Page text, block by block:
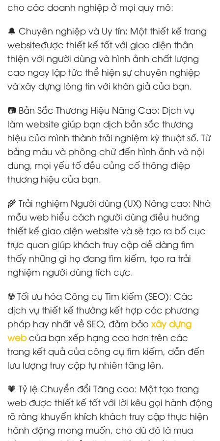
cho các doanh nghiệp ở mọi quy mô:
🔔 Chuyên nghiệp và Uy tín: Một thiết kế trang
websiteđược thiết kế tốt với giao diện thân
thiện với người dùng và hình ảnh chất lượng
cao ngay lập tức thể hiện sự chuyên nghiệp
và xây dựng lòng tin với khán giả của bạn.
📷 Bản Sắc Thương Hiệu Nâng Cao: Dịch vụ
làm website giúp bạn dịch bản sắc thương
hiệu của mình thành trải nghiệm kỹ thuật số. Từ
bảng màu và phông chữ đến hình ảnh và nội
dung, mọi yếu tố đều củng cố thông điệp
thương hiệu của bạn.
🌾 Trải nghiệm Người dùng (UX) Nâng cao: Nhà
mẫu web hiểu cách người dùng điều hướng
thiết kế giao diện website và sẽ tạo ra bố cục
trực quan giúp khách truy cập dễ dàng tìm
thấy những gì họ đang tìm kiếm, tạo ra trải
nghiệm người dùng tích cực.
☢️ Tối ưu hóa Công cụ Tìm kiếm (SEO): Các
dịch vụ thiết kế thường kết hợp các phương
pháp hay nhất về SEO, đảm bảo xây dựng
webcủa bạn xếp hạng cao hơn trên các
trang kết quả của công cụ tìm kiếm, dẫn đến
lưu lượng truy cập tự nhiên tăng lên.
🧡 Tỷ lệ Chuyển đổi Tăng cao: Một tạo trang
web được thiết kế tốt với lời kêu gọi hành động
rõ ràng khuyến khích khách truy cập thực hiện
hành động mong muốn, cho dù đó là mua